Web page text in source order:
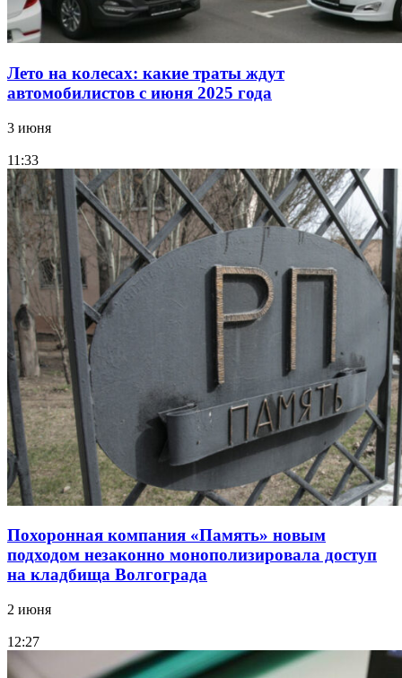
Лето на колесах: какие траты ждут
автомобилистов с июня 2025 года
3 июня
11:33
Похоронная компания «Память» новым
подходом незаконно монополизировала доступ
на кладбища Волгограда
2 июня
12:27